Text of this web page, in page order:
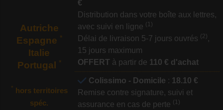
Autriche
Espagne *
Italie
Portugal
*
* hors territoires
spéc.
€
Distribution dans votre boîte aux lettres,
avec suivi en ligne (1)
Délai de livraison 5-7 jours ouvrés (2) ,
15 jours maximum
OFFERT à partir de 110 € d'achat
Colissimo - Domicile : 18.10 €
Remise contre signature, suivi et
assurance en cas de perte (1)